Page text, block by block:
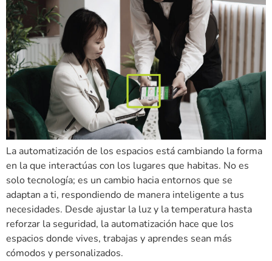
La automatización de los espacios está cambiando la forma
en la que interactúas con los lugares que habitas. No es
solo tecnología; es un cambio hacia entornos que se
adaptan a ti, respondiendo de manera inteligente a tus
necesidades. Desde ajustar la luz y la temperatura hasta
reforzar la seguridad, la automatización hace que los
espacios donde vives, trabajas y aprendes sean más
cómodos y personalizados.